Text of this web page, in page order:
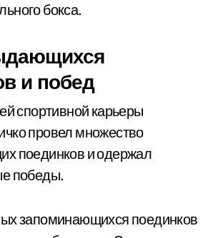
бокса.
и побед
спортивной карьеры
провел множество
поединков и одержал
победы.
запоминающихся поединков